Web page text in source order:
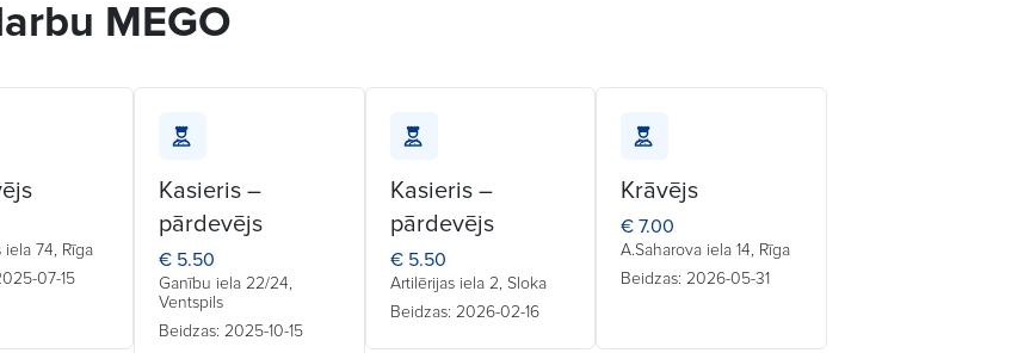
MEGO
iela 74, Rīga
07-15
Kasieris –
pārdevējs
€ 5.50
Ganību iela 22/24,
Ventspils
Beidzas: 2025-10-15
Kasieris –
pārdevējs
€ 5.50
Artilērijas iela 2, Sloka
Beidzas: 2026-02-16
Krāvējs
€ 7.00
A.Saharova iela 14, Rīga
Beidzas: 2026-05-31